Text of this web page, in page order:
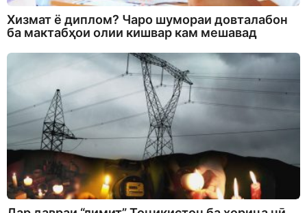
Хизмат ё диплом? Чаро шумораи довталабон
ба мактабҳои олии кишвар кам мешавад